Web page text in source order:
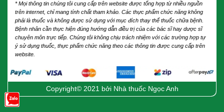
* Mọi thông tin chúng tôi cung cấp trên website được tổng hợp từ nhiều nguồn
trên internet, chỉ mang tính chất tham khảo. Các thực phẩm chức năng không
phải là thuốc và không được sử dụng với mục đích thay thế thuốc chữa bệnh.
Bệnh nhân cần thực hiện đúng hướng dẫn điều trị của các bác sĩ hay dược sĩ
chuyên môn trực tiếp. Chúng tôi không chịu trách nhiệm với các trường hợp tự
ý sử dụng thuốc, thực phẩm chức năng theo các thông tin được cung cấp trên
website.
Copyright© 2021 bởi Nhà thuốc Ngọc Anh